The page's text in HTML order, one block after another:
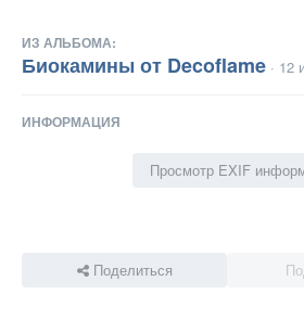
ИЗ АЛЬБОМА:
Биокамины от Decoflame · 12
ИНФОРМАЦИЯ
Просмотр EXIF
Поделиться